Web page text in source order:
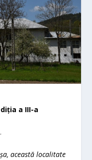
a III-a
această localitate